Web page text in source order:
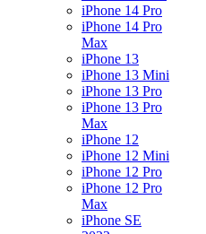
iPhone 14 Pro
iPhone 14 Pro
Max
iPhone 13
iPhone 13 Mini
iPhone 13 Pro
iPhone 13 Pro
Max
iPhone 12
iPhone 12 Mini
iPhone 12 Pro
iPhone 12 Pro
Max
iPhone SE